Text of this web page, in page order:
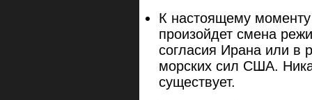
К настоящему
произойдет смена
согласия Ирана или в
морских сил США.
существует.